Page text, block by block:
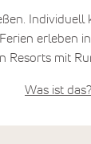
Individuell
erleben in
Resorts mit
Was ist das?